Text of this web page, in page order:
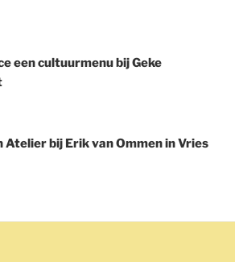
een cultuurmenu bij Geke
Atelier bij Erik van Ommen in Vries